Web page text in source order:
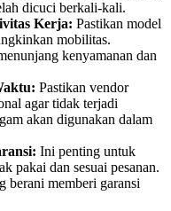
dicuci berkali-kali.
Kerja: Pastikan model
mobilitas.
kenyamanan dan
Pastikan vendor
agar tidak terjadi
akan digunakan dalam
Ini penting untuk
pakai dan sesuai pesanan.
berani memberi garansi